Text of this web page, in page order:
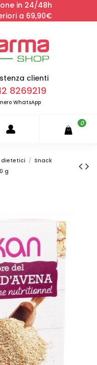
in 24/48h
a 69,90€
clienti
8269219
WhatsApp
0
Snack
g